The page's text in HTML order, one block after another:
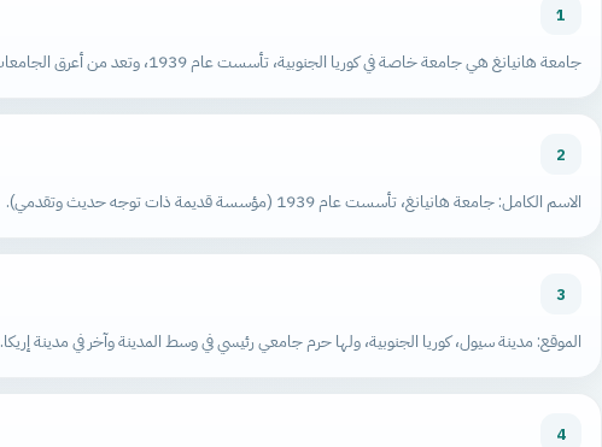
1
جامعة هانيانغ هي جامعة خاصة في كوريا الجنوبية، تأسست عام 1939، وتعد من أعرق الجامعات التقنية والهندسية في البلاد.
2
الاسم الكامل: جامعة هانيانغ، تأسست عام 1939 (مؤسسة قديمة ذات توجه حديث وتقدمي).
3
الموقع: مدينة سيول، كوريا الجنوبية، ولها حرم جامعي رئيسي في وسط المدينة وآخر في مدينة إريكا.
4